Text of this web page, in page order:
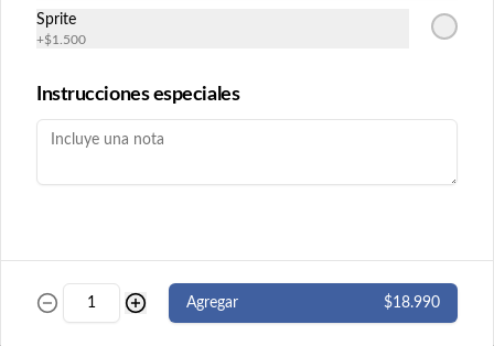
Pepino y queso crema envuelto en nori. 8
$5.500
$5.500
Sprite
+$1.500
Instrucciones especiales
Agregar $18.990